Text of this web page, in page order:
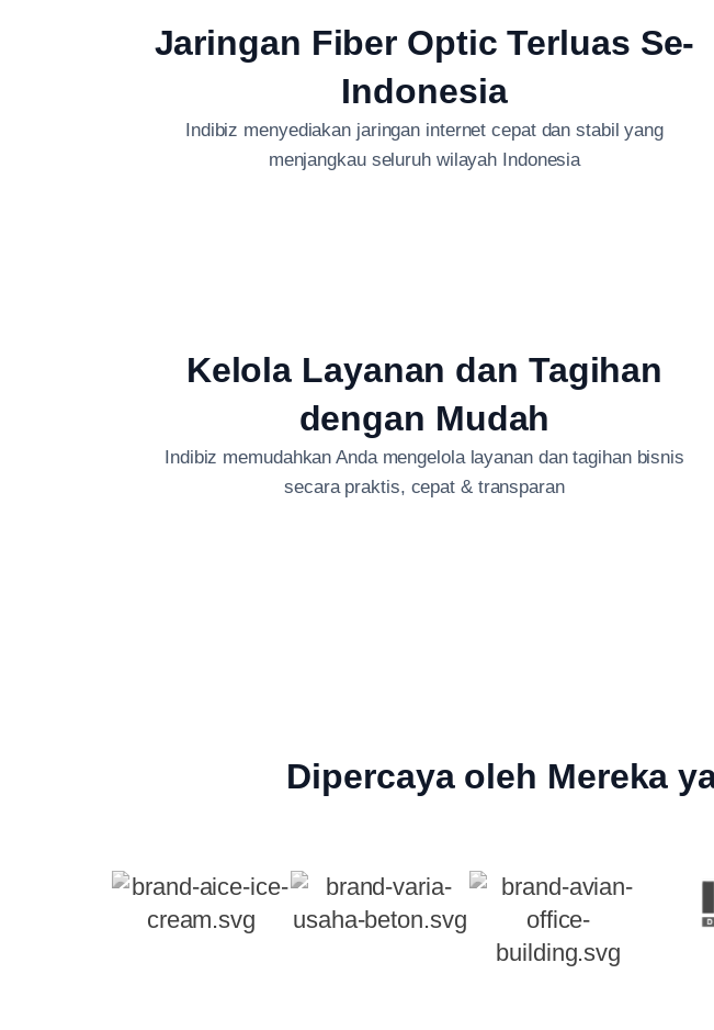
Jaringan Fiber Optic Terluas Se-
Indonesia
Indibiz menyediakan jaringan internet cepat dan stabil yang
menjangkau seluruh wilayah Indonesia
Kelola Layanan dan Tagihan
dengan Mudah
Indibiz memudahkan Anda mengelola layanan dan tagihan bisnis
secara praktis, cepat & transparan
Dipercaya oleh Mereka